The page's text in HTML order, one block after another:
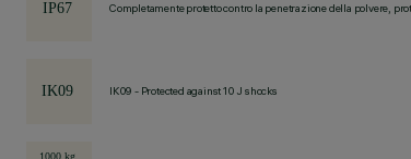
Completamente protetto contro la penetrazione della polvere,
IK09 - Protected against 10 J shocks